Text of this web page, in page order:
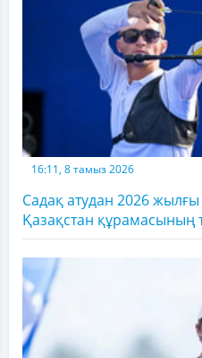
16:11, 8 тамыз 2026
Садақ атудан 2026
Қазақстан құрамасының